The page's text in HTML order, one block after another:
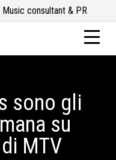
consultant & PR
sono gli
su
MTV